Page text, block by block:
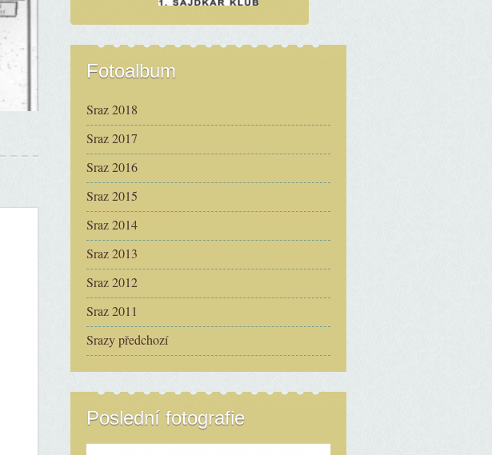
Fotoalbum
Sraz 2018
Sraz 2017
Sraz 2016
Sraz 2015
Sraz 2014
Sraz 2013
Sraz 2012
Sraz 2011
Srazy předchozí
Poslední fotografie